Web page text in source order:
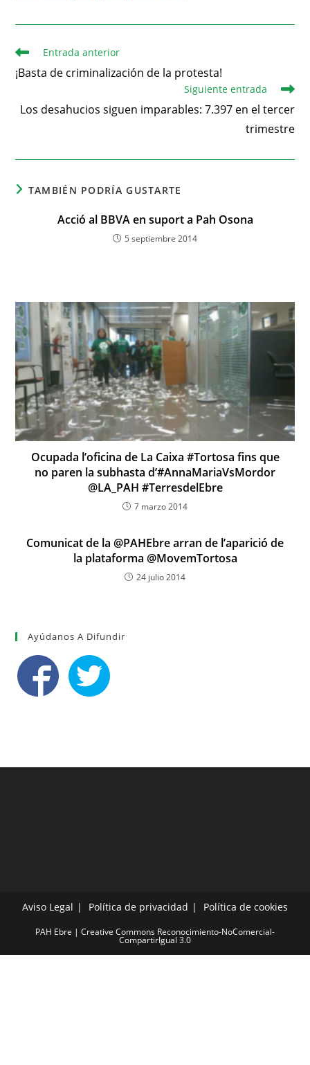
Entrada anterior
¡Basta de criminalización de la protesta!
Siguiente entrada
Los desahucios siguen imparables: 7.397 en el tercer
trimestre
TAMBIÉN PODRÍA GUSTARTE
Acció al BBVA en suport a Pah Osona
5 septiembre 2014
Ocupada l’oficina de La Caixa #Tortosa fins que
no paren la subhasta d’#AnnaMariaVsMordor
@LA_PAH #TerresdelEbre
7 marzo 2014
Comunicat de la @PAHEbre arran de l’aparició de
la plataforma @MovemTortosa
24 julio 2014
Ayúdanos A Difundir
Aviso Legal Política de privacidad Política de cookies
PAH Ebre | Creative Commons Reconocimiento-NoComercial-
CompartirIgual 3.0